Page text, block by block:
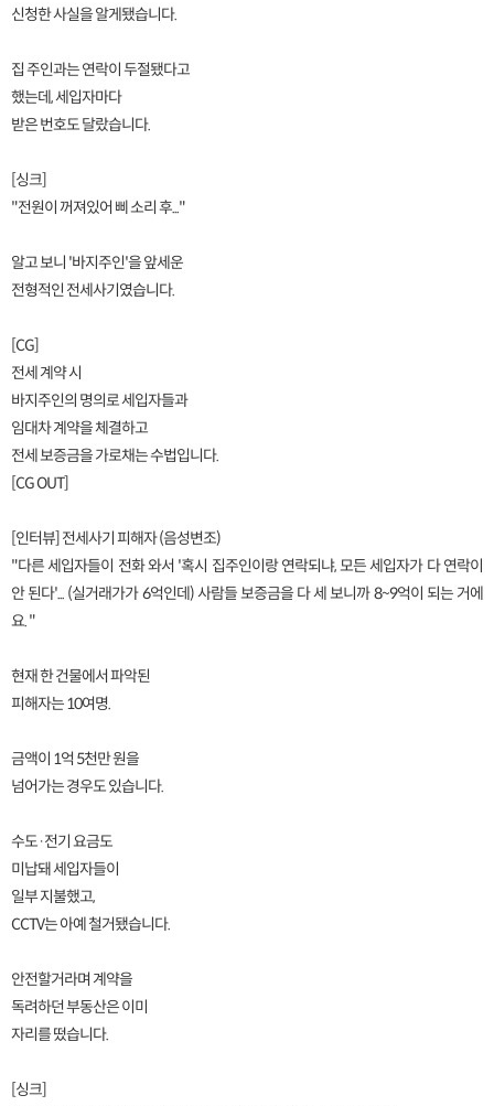
신청한 사실을 알게됐습니다.
집 주인과는 연락이 두절됐다고
했는데, 세입자마다
받은 번호도 달랐습니다.
[싱크]
"전원이 꺼져있어 삐 소리 후..."
알고 보니 '바지주인'을 앞세운
전형적인 전세사기였습니다.
[CG]
전세 계약 시
바지주인의 명의로 세입자들과
임대차 계약을 체결하고
전세 보증금을 가로채는 수법입니다.
[CG OUT]
[인터뷰] 전세사기 피해자 (음성변조)
"다른 세입자들이 전화 와서 '혹시 집주인이랑 연락되냐, 모든 세입자가 다 연락이
안 된다'... (실거래가가 6억인데) 사람들 보증금을 다 세 보니까 8~9억이 되는 거에
요. "
현재 한 건물에서 파악된
피해자는 10여명.
금액이 1억 5천만 원을
넘어가는 경우도 있습니다.
수도·전기 요금도
미납돼 세입자들이
일부 지불했고,
CCTV는 아예 철거됐습니다.
안전할거라며 계약을
독려하던 부동산은 이미
자리를 떴습니다.
[싱크]